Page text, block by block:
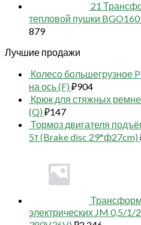
21
тепловой пушки
879
Лучшие продажи
Колесо большегрузное
на ось (F) ₽904
Крюк для стяжных
(Q) ₽147
Тормоз двигателя
5т (Brake disc 29*ф27cm)
электрических JM 0,5/1/